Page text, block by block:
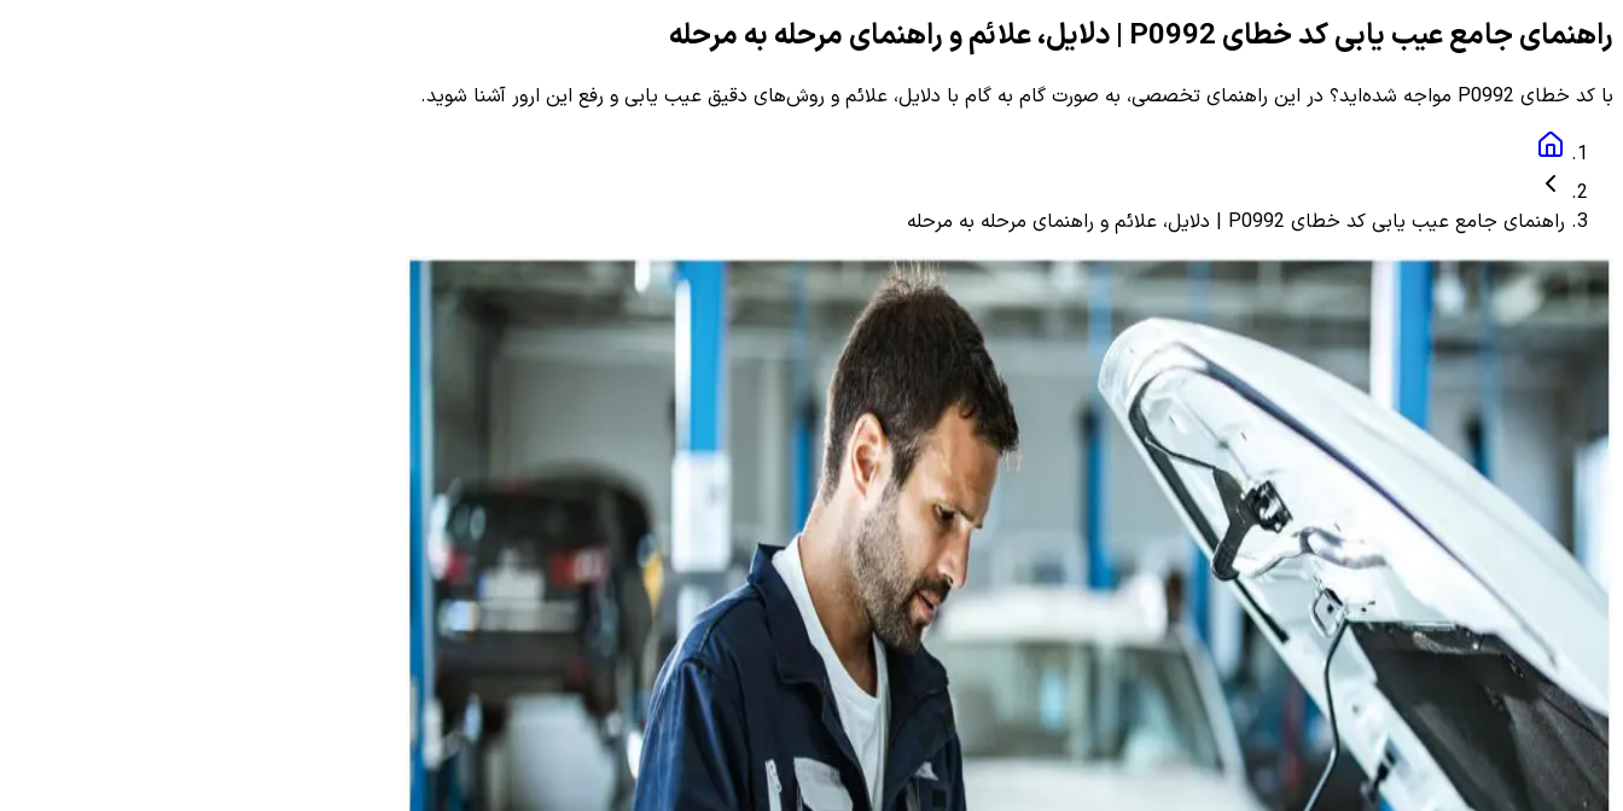
راهنمای جامع عیب یابی کد خطای P0992 | دلایل، علائم و راهنمای مرحله به مرحله
با کد خطای P0992 مواجه شده‌اید؟ در این راهنمای تخصصی، به صورت گام به گام با دلایل، علائم و روش‌های دقیق عیب یابی و رفع این ارور آشنا شوید.
راهنمای جامع عیب یابی کد خطای P0992 | دلایل، علائم و راهنمای مرحله به مرحله